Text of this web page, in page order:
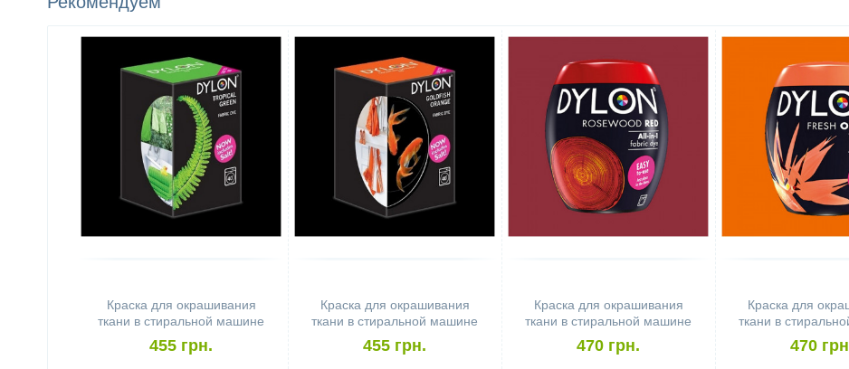
Краска для окрашивания
ткани в стиральной машине
DYLON Machine Use Tropical
Green
455 грн.
Краска для окрашивания
ткани в стиральной машине
DYLON Machine Use Goldfish
Orange
455 грн.
Краска для окрашивания
ткани в стиральной машине
DYLON Machine Use
Rosewood Red (бочонок)
470 грн.
Краска для
ткани в
DYLON Machine
Orange
470